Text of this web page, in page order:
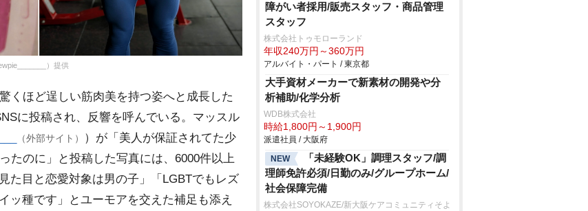
）提供
くほど逞しい筋肉美を持つ姿へと成長した
に投稿され、反響を呼んでいる。マッスル
（外部サイト）
）が「美人が保証されてた少
たのに」と投稿した写真には、6000件以上
た目と恋愛対象は男の子」「LGBTでもレズ
ッ種です」とユーモアを交えた補足も添え
障がい者採用/販売スタッフ・商品管理
スタッフ
株式会社トゥモローランド
年収240万円～360万円
アルバイト・パート / 東京都
大手資材メーカーで新素材の開発や分
析補助/化学分析
WDB株式会社
時給1,800円～1,900円
派遣社員 / 大阪府
NEW
「未経験OK」調理スタッフ/調
理師免許必須/日勤のみ/グループホーム/
社会保障完備
株式会社SOYOKAZE/新大阪ケアコミュニティそよ